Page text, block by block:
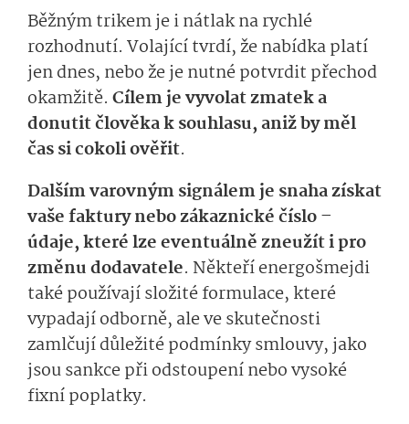
Běžným trikem je i nátlak na rychlé
rozhodnutí. Volající tvrdí, že nabídka platí
jen dnes, nebo že je nutné potvrdit přechod
okamžitě. Cílem je vyvolat zmatek a
donutit člověka k souhlasu, aniž by měl
čas si cokoli ověřit.
Dalším varovným signálem je snaha získat
vaše faktury nebo zákaznické číslo –
údaje, které lze eventuálně zneužít i pro
změnu dodavatele. Někteří energošmejdi
také používají složité formulace, které
vypadají odborně, ale ve skutečnosti
zamlčují důležité podmínky smlouvy, jako
jsou sankce při odstoupení nebo vysoké
fixní poplatky.